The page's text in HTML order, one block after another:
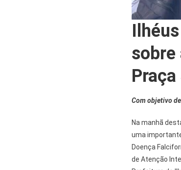
sobre
Com objetivo
Na manhã
uma
Doença
de Atenção